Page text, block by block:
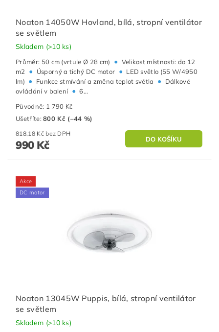
Noaton 14050W Hovland, bílá, stropní ventilátor
se světlem
Skladem (>10 ks)
Průměr: 50 cm (vrtule Ø 28 cm) • Velikost místnosti: do 12
m2
• Úsporný a tichý DC motor • LED světlo (55 W/4950
lm) • Funkce stmívání a změna teplot světla •
Dálkové
ovládání v balení • 6...
Původně: 1 790 Kč
Ušetříte:800 Kč (–44 %)
818,18 Kč bez DPH
990 Kč
Akce
DC motor
Noaton 13045W Puppis, bílá, stropní ventilátor
se světlem
Skladem (>10 ks)